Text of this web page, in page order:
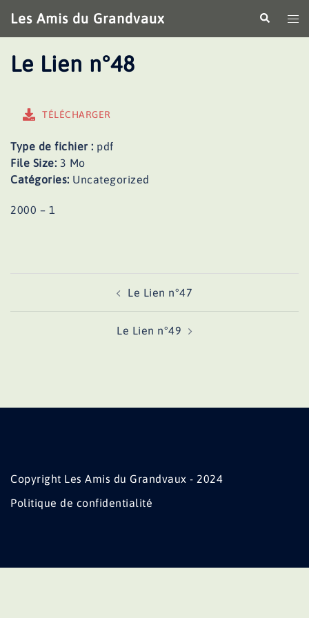
au
contenu
Les Amis du Grandvaux
le
Le Lien n°48
2000 – 1
TÉLÉCHARGER
Type de fichier : pdf
File Size: 3 Mo
Catégories: Uncategorized
Le Lien n°47
Le Lien n°49
Copyright Les Amis du Grandvaux - 2024
Politique de confidentialité